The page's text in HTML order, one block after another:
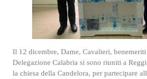
Il 12 dicembre, Dame, Cavalieri,
Delegazione Calabria si sono riuniti a
la chiesa della Candelora, per partecipare